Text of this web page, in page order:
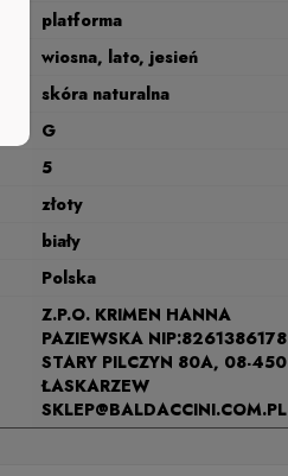
platforma
wiosna, lato, jesień
skóra naturalna
G
5
złoty
biały
Polska
Z.P.O. KRIMEN HANNA
PAZIEWSKA NIP:8261386178
STARY PILCZYN 80A, 08-450
ŁASKARZEW
SKLEP@BALDACCINI.COM.PL